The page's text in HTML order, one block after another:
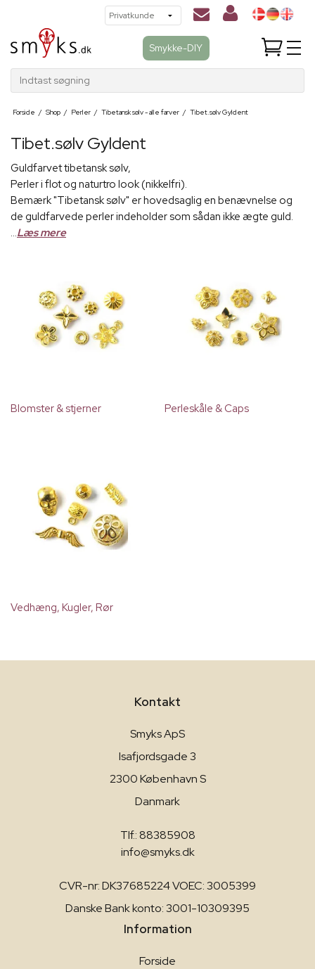
Smykke-DIY
Indtast søgning
Forside / Shop / Perler / Tibetansk sølv - alle farver / Tibet.sølv Gyldent
Tibet.sølv Gyldent
Guldfarvet tibetansk sølv,
Perler i flot og naturtro look (nikkelfri).
Bemærk "Tibetansk sølv" er hovedsaglig en benævnelse og
de guldfarvede perler indeholder som sådan ikke ægte guld.
...Læs mere
Blomster & stjerner Perleskåle & Caps
Vedhæng, Kugler, Rør
Kontakt
Smyks ApS
Isafjordsgade 3
2300 København S
Danmark
Tlf.: 88385908
info@smyks.dk
CVR-nr: DK37685224 VOEC: 3005399
Danske Bank konto: 3001-10309395
Information
Forside